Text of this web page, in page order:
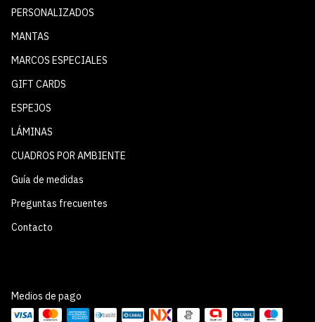
PERSONALIZADOS
MANTAS
MARCOS ESPECIALES
GIFT CARDS
ESPEJOS
LÁMINAS
CUADROS POR AMBIENTE
Guía de medidas
Preguntas frecuentes
Contacto
Medios de pago